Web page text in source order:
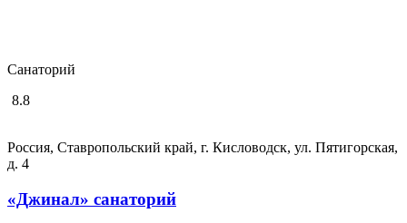
Санаторий
8.8
Россия, Ставропольский край, г. Кисловодск, ул. Пятигорская,
д. 4
«Джинал» санаторий